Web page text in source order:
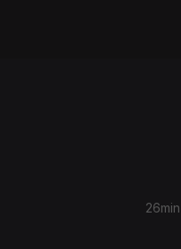
26min